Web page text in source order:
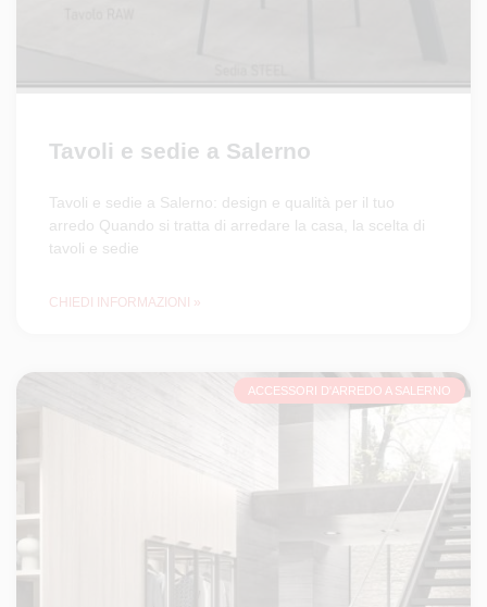
Tavoli e sedie a Salerno
Tavoli e sedie a Salerno: design e qualità per il tuo
arredo Quando si tratta di arredare la casa, la scelta di
tavoli e sedie
CHIEDI INFORMAZIONI »
ACCESSORI D'ARREDO A SALERNO